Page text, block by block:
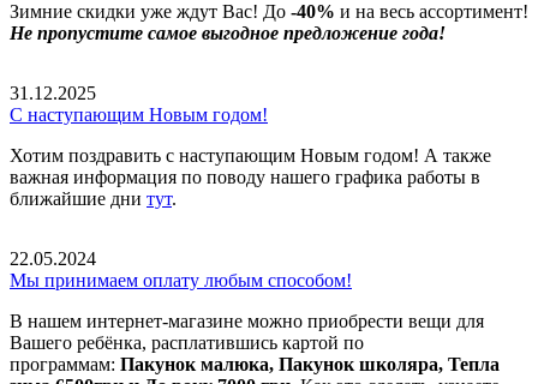
Зимние скидки уже ждут Вас! До -40% и на весь ассортимент!
Не пропустите самое выгодное предложение года!
31.12.2025
С наступающим Новым годом!
Хотим поздравить с наступающим Новым годом! А также
важная информация по поводу нашего графика работы в
ближайшие дни тут.
22.05.2024
Мы принимаем оплату любым способом!
В нашем интернет-магазине можно приобрести вещи для
Вашего ребёнка, расплатившись картой по
программам: Пакунок малюка, Пакунок школяра, Тепла